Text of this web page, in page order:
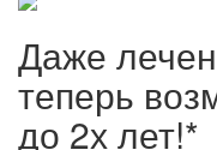
Даже
теперь
до 2х лет!*